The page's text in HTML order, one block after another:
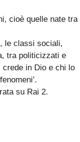
cioè quelle nate tra
le classi sociali,
tra politicizzati e
in Dio e chi lo
su Rai 2.